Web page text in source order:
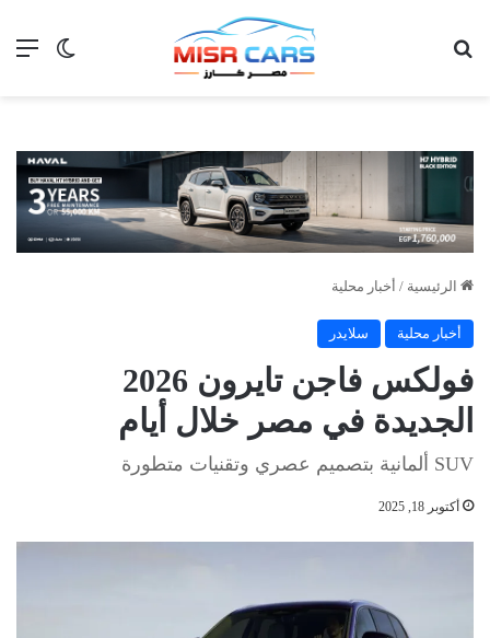
الوضع
الرئيسية / أخبار محلية
أخبار محلية سلايدر
فولكس فاجن تايرون 2026
الجديدة في مصر خلال أيام
SUV ألمانية بتصميم عصري وتقنيات متطورة
أكتوبر 18, 2025